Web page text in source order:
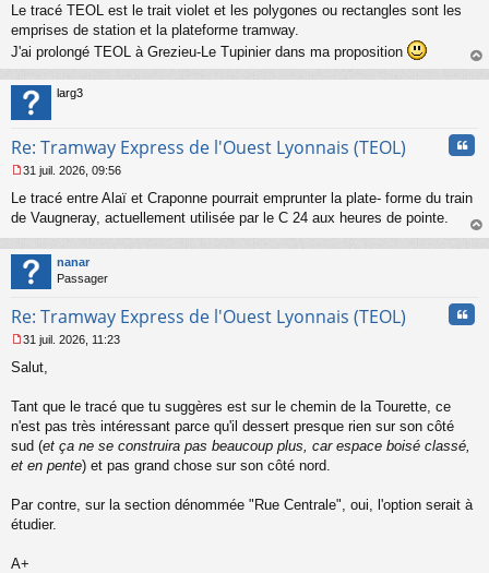
e
n
o
l
u
Le tracé TEOL est le trait violet et les polygones ou rectangles sont les
emprises de station et la plateforme tramway.
J'ai prolongé TEOL à Grezieu-Le Tupinier dans ma proposition
au
larg3
Re: Tramway Express de l'Ouest Lyonnais (TEOL)
e
s
a
g
e
o
l
u
31 juil. 2026, 09:56
Le tracé entre Alaï et Craponne pourrait emprunter la plate- forme du train
de Vaugneray, actuellement utilisée par le C 24 aux heures de pointe.
au
nanar
Passager
Re: Tramway Express de l'Ouest Lyonnais (TEOL)
e
s
g
e
n
n
u
31 juil. 2026, 11:23
Salut,
Tant que le tracé que tu suggères est sur le chemin de la Tourette, ce
n'est pas très intéressant parce qu'il dessert presque rien sur son côté
sud (et ça ne se construira pas beaucoup plus, car espace boisé classé,
et en pente) et pas grand chose sur son côté nord.
Par contre, sur la section dénommée "Rue Centrale", oui, l'option serait à
étudier.
A+